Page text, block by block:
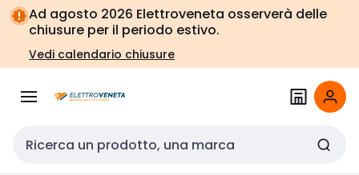
Vai alla
navigazione
Vai
alla
pagina
Ad agosto 2026 Elettroveneta osserverà delle
chiusure per il periodo estivo.
Vedi calendario chiusure
Cerca input